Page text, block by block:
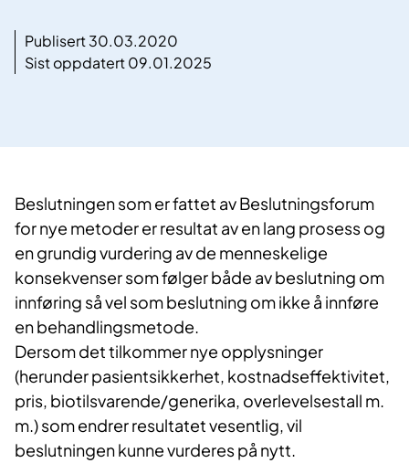
Publisert 30.03.2020
Sist oppdatert 09.01.2025
Beslutningen som er fattet av Beslutningsforum
for nye metoder er resultat av en lang prosess og
en grundig vurdering av de menneskelige
konsekvenser som følger både av beslutning om
innføring så vel som beslutning om ikke å innføre
en behandlingsmetode.
Dersom det tilkommer nye opplysninger
(herunder pasientsikkerhet, kostnadseffektivitet,
pris, biotilsvarende/generika, overlevelsestall m.
m.) som endrer resultatet vesentlig, vil
beslutningen kunne vurderes på nytt.